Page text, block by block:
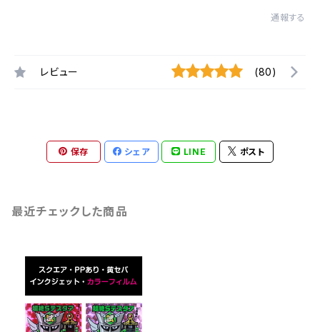
通報する
レビュー (80)
保存 シェア LINE ポスト
最近チェックした商品